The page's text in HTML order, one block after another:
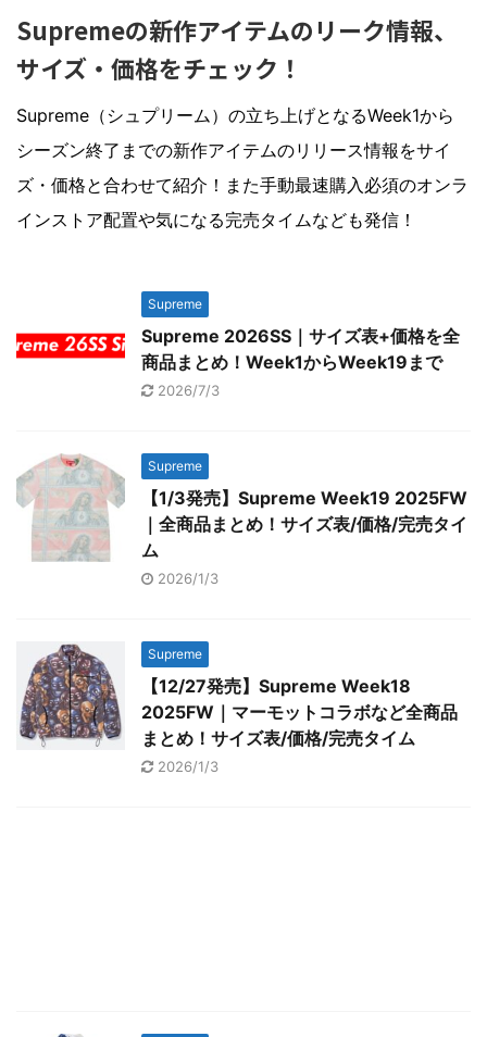
Supremeの新作アイテムのリーク情報、
サイズ・価格をチェック！
Supreme（シュプリーム）の立ち上げとなるWeek1から
シーズン終了までの新作アイテムのリリース情報をサイ
ズ・価格と合わせて紹介！また手動最速購入必須のオンラ
インストア配置や気になる完売タイムなども発信！
Supreme
Supreme 2026SS｜サイズ表+価格を全
商品まとめ！Week1からWeek19まで
2026/7/3
Supreme
【1/3発売】Supreme Week19 2025FW
｜全商品まとめ！サイズ表/価格/完売タイ
ム
2026/1/3
Supreme
【12/27発売】Supreme Week18
2025FW｜マーモットコラボなど全商品
まとめ！サイズ表/価格/完売タイム
2026/1/3